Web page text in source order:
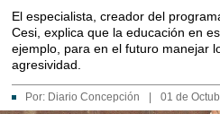
El especialista, creador del
Cesi, explica que la educación en
ejemplo, para en el futuro manejar
agresividad.
Por: Diario Concepción 01 de